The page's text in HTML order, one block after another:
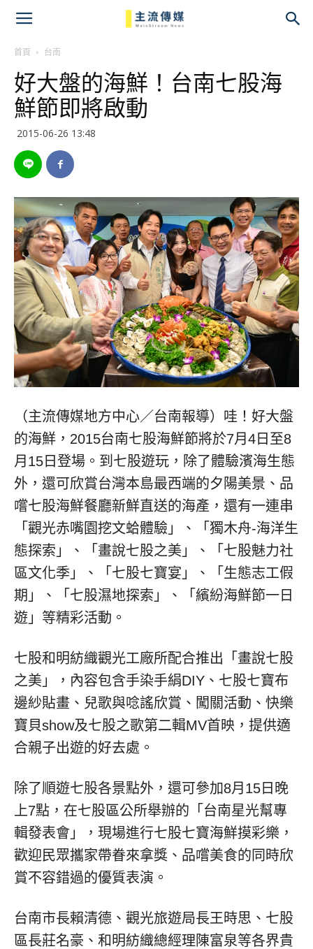
首頁 台南
好大盤的海鮮！台南七股海
鮮節即將啟動
2015-06-26 13:48
（主流傳媒地方中心／台南報導）哇！好大盤
的海鮮，2015台南七股海鮮節將於7月4日至8
月15日登場。到七股遊玩，除了體驗濱海生態
外，還可欣賞台灣本島最西端的夕陽美景、品
嚐七股海鮮餐廳新鮮直送的海產，還有一連串
「觀光赤嘴園挖文蛤體驗」、「獨木舟-海洋生
態探索」、「畫說七股之美」、「七股魅力社
區文化季」、「七股七寶宴」、「生態志工假
期」、「七股濕地探索」、「繽紛海鮮節一日
遊」等精彩活動。
七股和明紡織觀光工廠所配合推出「畫說七股
之美」，內容包含手染手絹DIY、七股七寶布
邊紗貼畫、兒歌與唸謠欣賞、闖關活動、快樂
寶貝show及七股之歌第二輯MV首映，提供適
合親子出遊的好去處。
除了順遊七股各景點外，還可參加8月15日晚
上7點，在七股區公所舉辦的「台南星光幫專
輯發表會」，現場進行七股七寶海鮮摸彩樂，
歡迎民眾攜家帶眷來拿獎、品嚐美食的同時欣
賞不容錯過的優質表演。
台南市長賴清德、觀光旅遊局長王時思、七股
區長莊名豪、和明紡織總經理陳富泉等各界貴